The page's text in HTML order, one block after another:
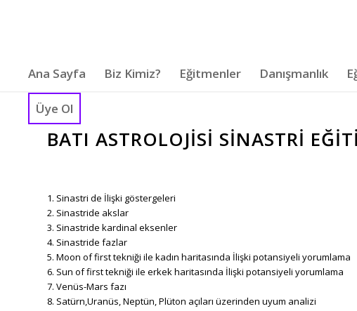
Ana Sayfa Biz Kimiz? Eğitmenler Danışmanlık
Üye Ol
BATI ASTROLOJISI SINASTRI
1. Sinastri de İlişki göstergeleri
2. Sinastride akslar
3. Sinastride kardinal eksenler
4. Sinastride fazlar
5. Moon of first tekniği ile kadın haritasında İlişki potansiyeli yorumlama
6. Sun of first tekniği ile erkek haritasında İlişki potansiyeli yorumlama
7. Venüs-Mars fazı
8. Satürn,Uranüs, Neptün, Plüton açıları üzerinden uyum analizi